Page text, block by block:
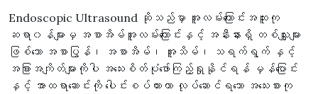
Endoscopic Ultrasound ဆိုသည်မှာ အူလမ်းကြောင်းအထူးကု
ဆရာ၀န်များမှ အစာအိမ်အူလမ်းကြောင်းနှင့် အနီးနားရှိ တစ်သျှူးများ
ဖြစ်သော အစာပြွန်၊ အစာအိမ်၊ အူသိမ်၊ သရက်ရွက် နှင့်
အခြားအကျိတ်များကိုပါ အသေးစိတ်ပုံဖော်ကြည့်ရှုနိုင်ရန် မှန်ပြောင်း
နှင့် အာထရာဆောင်းကို ပေါင်းစပ်ထားကာ လုပ်ဆောင်ရသော အသေးစားကု